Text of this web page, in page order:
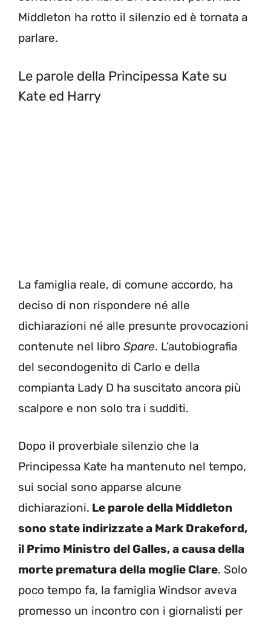
Middleton ha rotto il silenzio ed è tornata a
parlare.
Le parole della Principessa Kate su
Kate ed Harry
La famiglia reale, di comune accordo, ha
deciso di non rispondere né alle
dichiarazioni né alle presunte provocazioni
contenute nel libro Spare. L’autobiografia
del secondogenito di Carlo e della
compianta Lady D ha suscitato ancora più
scalpore e non solo tra i sudditi.
Dopo il proverbiale silenzio che la
Principessa Kate ha mantenuto nel tempo,
sui social sono apparse alcune
dichiarazioni. Le parole della Middleton
sono state indirizzate a Mark Drakeford,
il Primo Ministro del Galles, a causa della
morte prematura della moglie Clare. Solo
poco tempo fa, la famiglia Windsor aveva
promesso un incontro con i giornalisti per